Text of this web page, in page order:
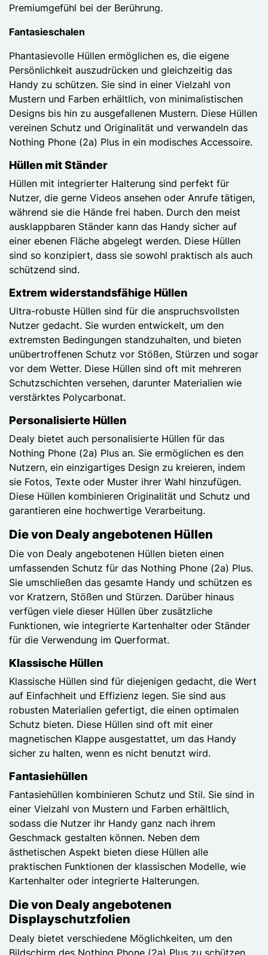
Premiumgefühl bei der Berührung.
Fantasieschalen
Phantasievolle Hüllen ermöglichen es, die eigene
Persönlichkeit auszudrücken und gleichzeitig das
Handy zu schützen. Sie sind in einer Vielzahl von
Mustern und Farben erhältlich, von minimalistischen
Designs bis hin zu ausgefallenen Mustern. Diese Hüllen
vereinen Schutz und Originalität und verwandeln das
Nothing Phone (2a) Plus in ein modisches Accessoire.
Hüllen mit Ständer
Hüllen mit integrierter Halterung sind perfekt für
Nutzer, die gerne Videos ansehen oder Anrufe tätigen,
während sie die Hände frei haben. Durch den meist
ausklappbaren Ständer kann das Handy sicher auf
einer ebenen Fläche abgelegt werden. Diese Hüllen
sind so konzipiert, dass sie sowohl praktisch als auch
schützend sind.
Extrem widerstandsfähige Hüllen
Ultra-robuste Hüllen sind für die anspruchsvollsten
Nutzer gedacht. Sie wurden entwickelt, um den
extremsten Bedingungen standzuhalten, und bieten
unübertroffenen Schutz vor Stößen, Stürzen und sogar
vor dem Wetter. Diese Hüllen sind oft mit mehreren
Schutzschichten versehen, darunter Materialien wie
verstärktes Polycarbonat.
Personalisierte Hüllen
Dealy bietet auch personalisierte Hüllen für das
Nothing Phone (2a) Plus an. Sie ermöglichen es den
Nutzern, ein einzigartiges Design zu kreieren, indem
sie Fotos, Texte oder Muster ihrer Wahl hinzufügen.
Diese Hüllen kombinieren Originalität und Schutz und
garantieren eine hochwertige Verarbeitung.
Die von Dealy angebotenen Hüllen
Die von Dealy angebotenen Hüllen bieten einen
umfassenden Schutz für das Nothing Phone (2a) Plus.
Sie umschließen das gesamte Handy und schützen es
vor Kratzern, Stößen und Stürzen. Darüber hinaus
verfügen viele dieser Hüllen über zusätzliche
Funktionen, wie integrierte Kartenhalter oder Ständer
für die Verwendung im Querformat.
Klassische Hüllen
Klassische Hüllen sind für diejenigen gedacht, die Wert
auf Einfachheit und Effizienz legen. Sie sind aus
robusten Materialien gefertigt, die einen optimalen
Schutz bieten. Diese Hüllen sind oft mit einer
magnetischen Klappe ausgestattet, um das Handy
sicher zu halten, wenn es nicht benutzt wird.
Fantasiehüllen
Fantasiehüllen kombinieren Schutz und Stil. Sie sind in
einer Vielzahl von Mustern und Farben erhältlich,
sodass die Nutzer ihr Handy ganz nach ihrem
Geschmack gestalten können. Neben dem
ästhetischen Aspekt bieten diese Hüllen alle
praktischen Funktionen der klassischen Modelle, wie
Kartenhalter oder integrierte Halterungen.
Die von Dealy angebotenen
Displayschutzfolien
Dealy bietet verschiedene Möglichkeiten, um den
Bildschirm des Nothing Phone (2a) Plus zu schützen.